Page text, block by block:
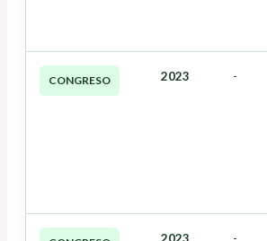
CONGRESO 2023 -